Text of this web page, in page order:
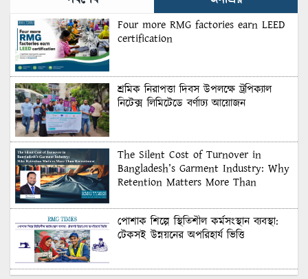
Four more RMG factories earn LEED
certification
শ্রমিক নিরাপত্তা দিবস উপলক্ষে ট্রপিক্যাল
নিটেক্স লিমিটেডে বর্ণাঢ্য আয়োজন
The Silent Cost of Turnover in
Bangladesh’s Garment Industry: Why
Retention Matters More Than
পোশাক শিল্পে স্থিতিশীল কর্মসংস্থান ব্যবস্থা:
টেকসই উন্নয়নের অপরিহার্য ভিত্তি